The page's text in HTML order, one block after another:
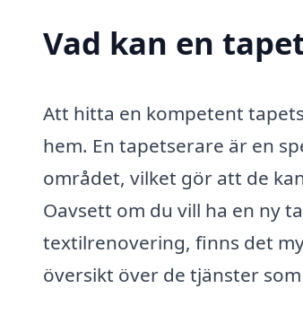
Vad kan en
Att hitta en kompetent
hem. En tapetserare är en
området, vilket gör att de
Oavsett om du vill ha en ny
textilrenovering, finns det
översikt över de tjänster